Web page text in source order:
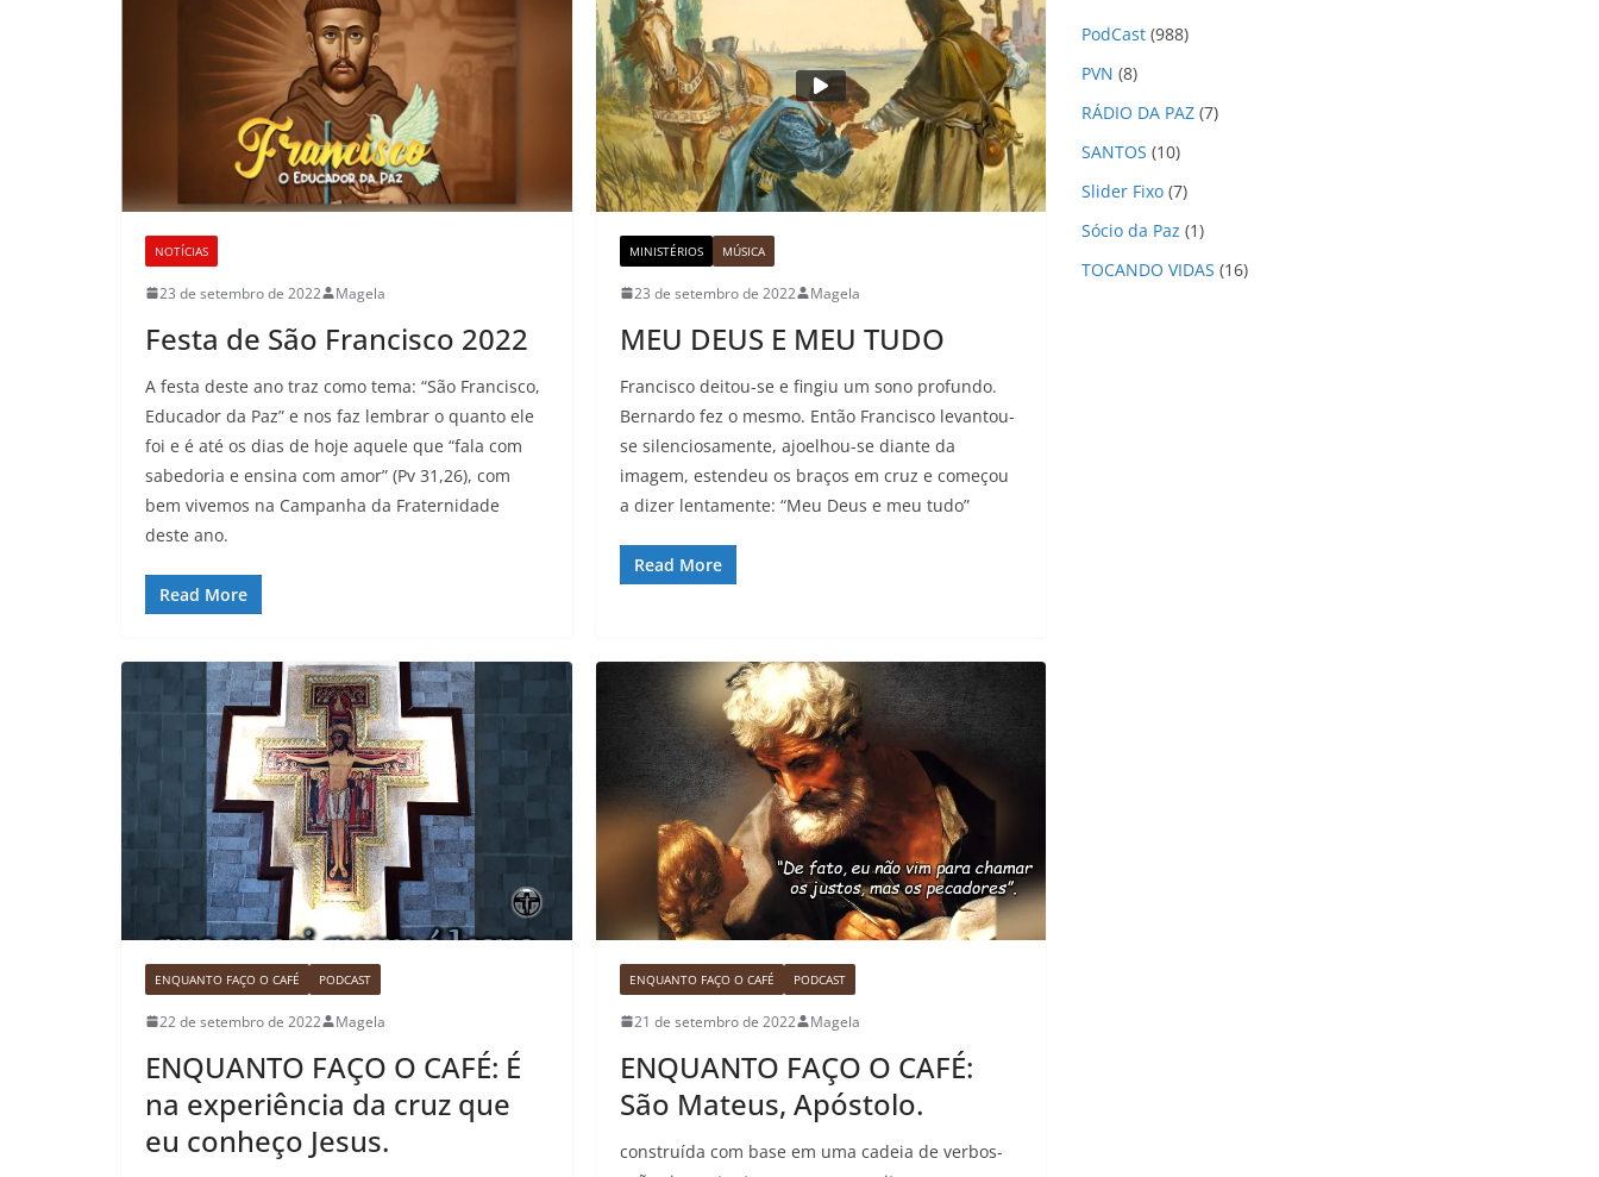
NOTÍCIAS
23 de setembro de 2022 Magela
Festa de São Francisco 2022
A festa deste ano traz como tema: “São Francisco,
Educador da Paz” e nos faz lembrar o quanto ele
foi e é até os dias de hoje aquele que “fala com
sabedoria e ensina com amor” (Pv 31,26), com
bem vivemos na Campanha da Fraternidade
deste ano.
Read More
MINISTÉRIOS MÚSICA
23 de setembro de 2022 Magela
MEU DEUS E MEU TUDO
Francisco deitou-se e fingiu um sono profundo.
Bernardo fez o mesmo. Então Francisco levantou-
se silenciosamente, ajoelhou-se diante da
imagem, estendeu os braços em cruz e começou
a dizer lentamente: “Meu Deus e meu tudo”
Read More
ENQUANTO FAÇO O CAFÉ PODCAST
22 de setembro de 2022 Magela
ENQUANTO FAÇO O CAFÉ: É
na experiência da cruz que
eu conheço Jesus.
ENQUANTO FAÇO O CAFÉ PODCAST
21 de setembro de 2022 Magela
ENQUANTO FAÇO O CAFÉ:
São Mateus, Apóstolo.
construída com base em uma cadeia de verbos-
PodCast (988)
PVN (8)
RÁDIO DA PAZ (7)
SANTOS (10)
Slider Fixo (7)
Sócio da Paz (1)
TOCANDO VIDAS (16)